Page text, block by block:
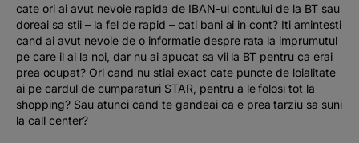
cate ori ai avut nevoie rapida de IBAN-ul contului de la BT sau
doreai sa stii – la fel de rapid – cati bani ai in cont? Iti amintesti
cand ai avut nevoie de o informatie despre rata la imprumutul
pe care il ai la noi, dar nu ai apucat sa vii la BT pentru ca erai
prea ocupat? Ori cand nu stiai exact cate puncte de loialitate
ai pe cardul de cumparaturi STAR, pentru a le folosi tot la
shopping? Sau atunci cand te gandeai ca e prea tarziu sa suni
la call center?